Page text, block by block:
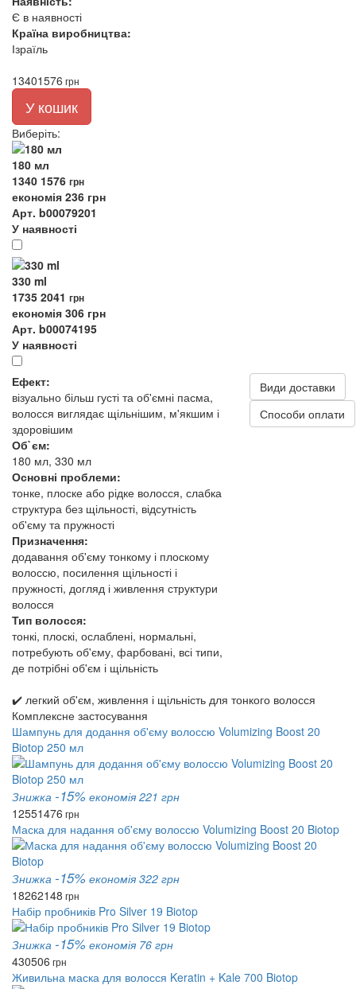
Є в наявності
Країна виробництва:
Ізраїль
13401576 грн
У кошик
Виберіть:
180 мл
1340 1576 грн
економія 236 грн
Арт. b00079201
У наявності
330 ml
1735 2041 грн
економія 306 грн
Арт. b00074195
У наявності
Ефект:
візуально більш густі та об'ємні пасма,
волосся виглядає щільнішим, м'якшим і
здоровішим
Об`єм:
180 мл, 330 мл
Основні проблеми:
тонке, плоске або рідке волосся, слабка
структура без щільності, відсутність
об'єму та пружності
Призначення:
додавання об'єму тонкому і плоскому
волоссю, посилення щільності і
пружності, догляд і живлення структури
волосся
Тип волосся:
тонкі, плоскі, ослаблені, нормальні,
потребують об'єму, фарбовані, всі типи,
де потрібні об'єм і щільність
Види доставки
Способи оплати
✔️ легкий об'єм, живлення і щільність для тонкого волосся
Комплексне застосування
Шампунь для додання об'єму волоссю Volumizing Boost 20
Biotop 250 мл
Знижка -15% економія 221 грн
12551476 грн
Маска для надання об'єму волоссю Volumizing Boost 20 Biotop
Знижка -15% економія 322 грн
18262148 грн
Набір пробників Pro Silver 19 Biotop
Знижка -15% економія 76 грн
430506 грн
Живильна маска для волосся Keratin + Kale 700 Biotop